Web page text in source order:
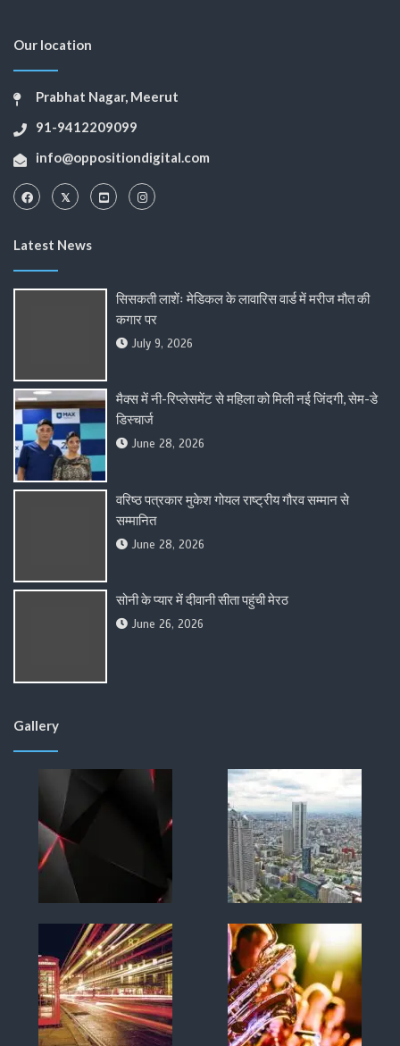
Our location
Prabhat Nagar, Meerut
91-9412209099
info@oppositiondigital.com
Latest News
सिसकती लाशेंः मेडिकल के लावारिस वार्ड में मरीज मौत की
कगार पर
July 9, 2026
मैक्स में नी-रिप्लेसमेंट से महिला को मिली नई जिंदगी, सेम-डे
डिस्चार्ज
June 28, 2026
वरिष्ठ पत्रकार मुकेश गोयल राष्ट्रीय गौरव सम्मान से
सम्मानित
June 28, 2026
सोनी के प्यार में दीवानी सीता पहुंची मेरठ
June 26, 2026
Gallery